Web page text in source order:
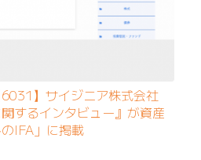
】サイジニア株式会社
するインタビュー』が資産
IFA」に掲載